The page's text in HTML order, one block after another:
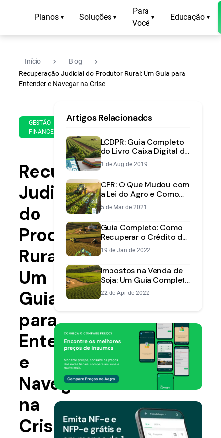
Planos ▾ Soluções ▾
Para
Você
▾ Educação ▾
Início navigate_next Blog navigate_next
Recuperação Judicial do Produtor Rural: Um Guia para
Entender e Navegar na Crise
GESTÃO
FINANCEIRA
de
de
2025
min
leitura
Recuperação
Judicial
do
Produtor
Rural:
Um
Guia
para
Entender
e
Navegar
na
Crise
Artigos Relacionados
LCDPR: Guia Completo
do Livro Caixa Digital do
Produtor Rural
1 de Aug de 2019
CPR: O Que Mudou com
a Lei do Agro e Como
Isso Afeta Você,
Produtor Rural
5 de Mar de 2021
Guia Completo: Como
Recuperar o Crédito de
ICMS na Sua
Propriedade Rural
19 de Jan de 2022
Impostos na Venda de
Soja: Um Guia Completo
para o Produtor Rural
22 de Apr de 2022